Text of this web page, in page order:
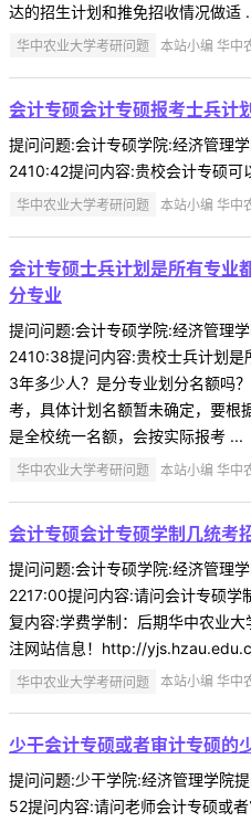
达的招生计划和推免招收情况做适
华中农业大学考研问题 本站小编 华中
会计专硕会计专硕报考士兵计
提问问题:会计专硕学院:经济管
2410:42提问内容:贵校会计专硕可
华中农业大学考研问题 本站小编 华中
会计专硕士兵计划是所有专业
分专业
提问问题:会计专硕学院:经济管
2410:38提问内容:贵校士兵计划是
3年多少人？是分专业划分名额吗
考，具体计划名额暂未确定，要根
是全校统一名额，会按实际报考 ...
华中农业大学考研问题 本站小编 华中
会计专硕会计专硕学制几统考
提问问题:会计专硕学院:经济管理
2217:00提问内容:请问会计专硕学
复内容:学费学制：后期华中农业
注网站信息！http://
华中农业大学考研问题 本站小编 华中
少干会计专硕或者审计专硕的
提问问题:少干学院:经济管理学
52提问内容:请问老师会计专硕或